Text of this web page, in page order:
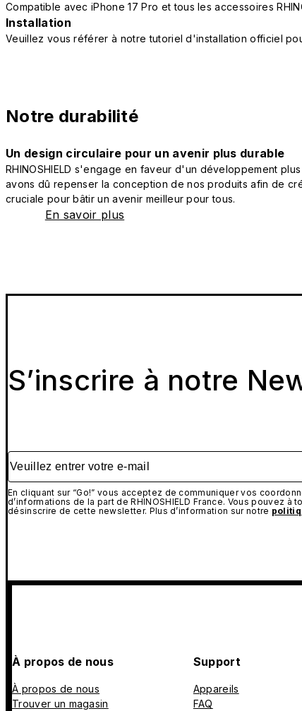
Compatible avec iPhone 17 Pro et tous les accessoires
Installation
Veuillez vous référer à notre tutoriel d'installation officiel
Notre durabilité
Un design circulaire pour un avenir plus durable
RHINOSHIELD s'engage en faveur d'un développement
avons dû repenser la conception de nos produits afin de
cruciale pour bâtir un avenir meilleur pour tous.
En savoir plus
S’inscrire à notre
Veuillez entrer votre e-mail
En cliquant sur “Go!” vous acceptez de communiquer vos
d’informations de la part de RHINOSHIELD France. Vous pouvez à
désinscrire de cette newsletter. Plus d’information sur notre
À propos de nous
À propos de nous
Trouver un magasin
Support
Appareils
FAQ